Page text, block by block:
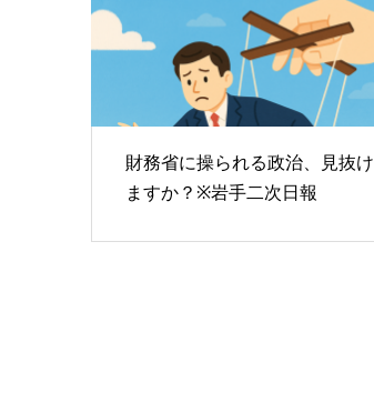
財務省に操られる政治、見抜け
ますか？※岩手二次日報